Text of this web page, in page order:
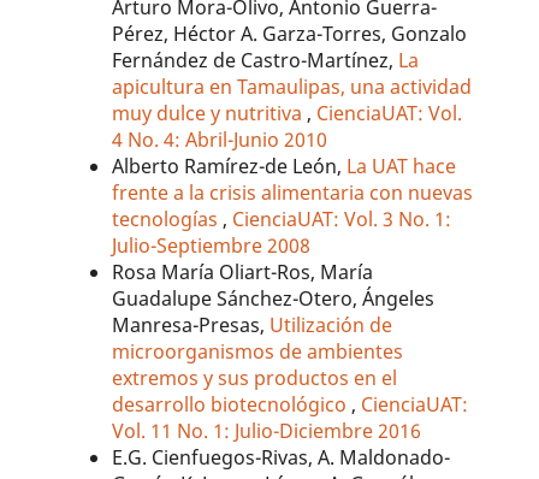
Arturo Mora-Olivo, Antonio Guerra-
Pérez, Héctor A. Garza-Torres, Gonzalo
Fernández de Castro-Martínez, La
apicultura en Tamaulipas, una actividad
muy dulce y nutritiva , CienciaUAT: Vol.
4 No. 4: Abril-Junio 2010
Alberto Ramírez-de León, La UAT hace
frente a la crisis alimentaria con nuevas
tecnologías , CienciaUAT: Vol. 3 No. 1:
Julio-Septiembre 2008
Rosa María Oliart-Ros, María
Guadalupe Sánchez-Otero, Ángeles
Manresa-Presas, Utilización de
microorganismos de ambientes
extremos y sus productos en el
desarrollo biotecnológico , CienciaUAT:
Vol. 11 No. 1: Julio-Diciembre 2016
E.G. Cienfuegos-Rivas, A. Maldonado-